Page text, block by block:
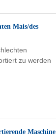
Mais/des
zu werden
Maschine